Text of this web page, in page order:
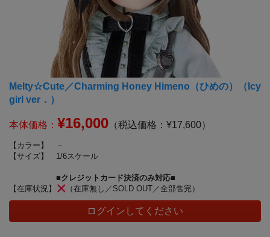
Melty☆Cute／Charming Honey Himeno（ひめの）（Icy
girl ver．）
本体価格： ¥16,000 （税込価格：¥17,600）
【カラー】
－
【サイズ】
1/6スケール
■クレジットカード決済のみ対応■
【在庫状況】
（在庫無し／SOLD OUT／全部售完）
ログインしてください